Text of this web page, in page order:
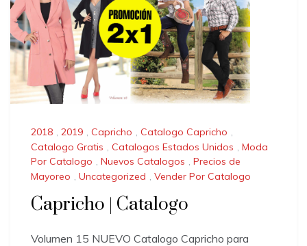
2018 , 2019 , Capricho , Catalogo Capricho ,
Catalogo Gratis , Catalogos Estados Unidos , Moda
Por Catalogo , Nuevos Catalogos , Precios de
Mayoreo , Uncategorized , Vender Por Catalogo
Capricho | Catalogo
Volumen 15 NUEVO Catalogo Capricho para